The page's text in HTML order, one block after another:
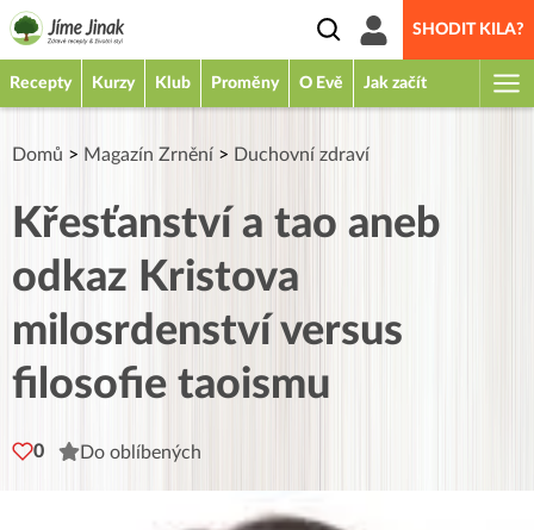
SHODIT KILA?
Recepty Kurzy Klub Proměny O Evě Jak začít
Domů > Magazín Zrnění > Duchovní zdraví
Křesťanství a tao aneb
odkaz Kristova
milosrdenství versus
filosofie taoismu
0 Do oblíbených